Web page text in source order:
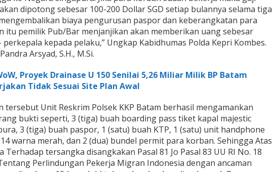
dipotong sebesar 100-200 Dollar SGD setiap bulannya selama tiga
biaya pengurusan paspor dan keberangkatan para
itu pemilik Pub/Bar menjanjikan akan memberikan uang sebesar
perkepala kepada pelaku,” Ungkap Kabidhumas Polda Kepri Kombes.
Arsyad, S.H., M.Si.
Proyek Drainase U 150 Senilai 5,26 Miliar Milik BP Batam
Tidak Sesuai Site Plan Awal
tersebut Unit Reskrim Polsek KKP Batam berhasil mengamankan
bukti seperti, 3 (tiga) buah boarding pass tiket kapal majestic
3 (tiga) buah paspor, 1 (satu) buah KTP, 1 (satu) unit handphone
warna merah, dan 2 (dua) bundel permit para korban. Sehingga Atas
Terhadap tersangka disangkakan Pasal 81 Jo Pasal 83 UU RI No. 18
Perlindungan Pekerja Migran Indonesia dengan ancaman